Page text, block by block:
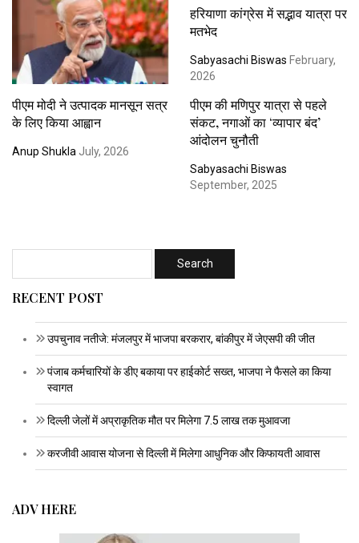
हरियाणा कांग्रेस में सद्भाव यात्रा पर
मतभेद
Sabyasachi Biswas February,
2026
पीएम मोदी ने उत्पादक मानसून सत्र
के लिए किया आह्वान
Anup Shukla July, 2026
पीएम की मणिपुर यात्रा से पहले
संकट, नगाओं का ‘व्यापार बंद’
आंदोलन चुनौती
Sabyasachi Biswas
September, 2025
RECENT POST
उपचुनाव नतीजे: मंजलपुर में भाजपा बरकरार, बांकीपुर में जेएसपी की जीत
पंजाब कर्मचारियों के डीए बकाया पर हाईकोर्ट सख्त, भाजपा ने फैसले का किया
स्वागत
दिल्ली जेलों में अप्राकृतिक मौत पर मिलेगा 7.5 लाख तक मुआवजा
करजीवी आवास योजना से दिल्ली में मिलेगा आधुनिक और किफायती आवास
ADV HERE